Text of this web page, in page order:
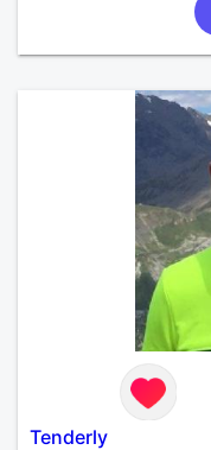
Tenderly